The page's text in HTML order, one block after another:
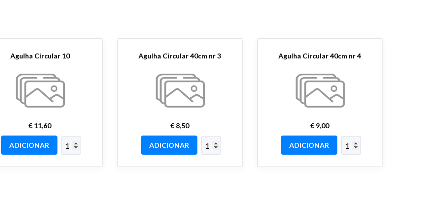
Agulha Circular 10
€ 11,60
ADICIONAR
Agulha Circular 40cm nr 3
€ 8,50
ADICIONAR
Agulha Circular 40cm nr 4
€ 9,00
ADICIONAR